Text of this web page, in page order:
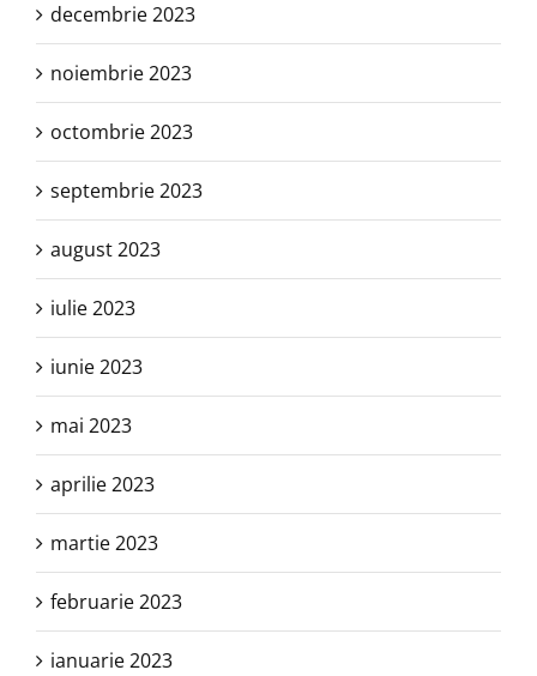
decembrie 2023
noiembrie 2023
octombrie 2023
septembrie 2023
august 2023
iulie 2023
iunie 2023
mai 2023
aprilie 2023
martie 2023
februarie 2023
ianuarie 2023